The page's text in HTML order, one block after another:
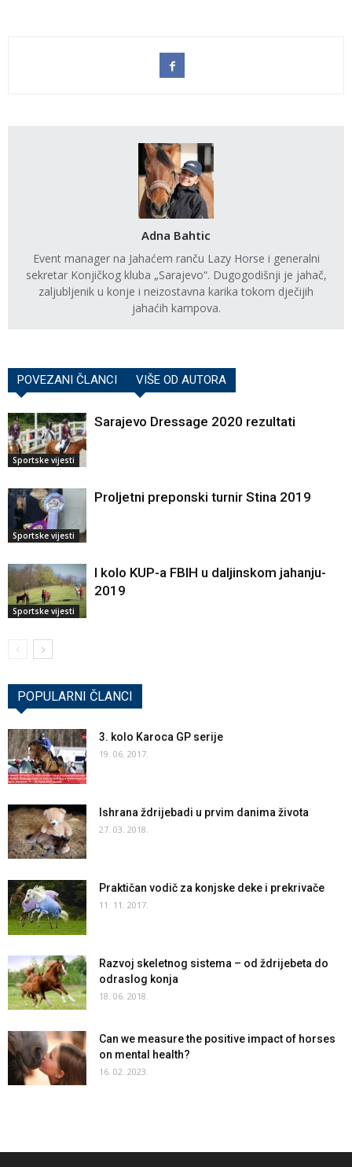
Adna Bahtic
Event manager na Jahaćem ranču Lazy Horse i generalni
sekretar Konjičkog kluba „Sarajevo“. Dugogodišnji je jahač,
zaljubljenik u konje i neizostavna karika tokom dječijih
jahaćih kampova.
POVEZANI ČLANCI VIŠE OD AUTORA
Sportske vijesti
Sarajevo Dressage 2020 rezultati
Sportske vijesti
Proljetni preponski turnir Stina 2019
Sportske vijesti
I kolo KUP-a FBIH u daljinskom jahanju-
2019
POPULARNI ČLANCI
3. kolo Karoca GP serije
19. 06. 2017.
Ishrana ždrijebadi u prvim danima života
27. 03. 2018.
Praktičan vodič za konjske deke i prekrivače
11. 11. 2017.
Razvoj skeletnog sistema – od ždrijebeta do
odraslog konja
18. 06. 2018.
Can we measure the positive impact of horses
on mental health?
16. 02. 2023.